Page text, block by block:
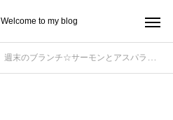
Welcome to my blog
週末のブランチ☆サーモンとアスパラのちらし寿司